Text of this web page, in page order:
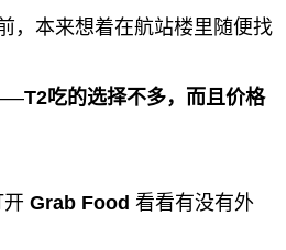
，本来想着在航站楼里随便找
T2吃的选择不多，而且价格
Grab Food 看看有没有外